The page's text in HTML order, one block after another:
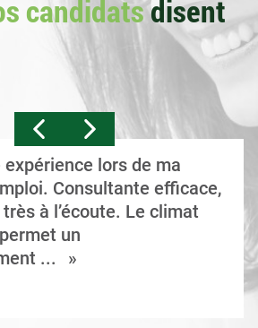
candidatsdisent
expérience lors de ma
Consultante efficace,
à l’écoute. Le climat
un
...